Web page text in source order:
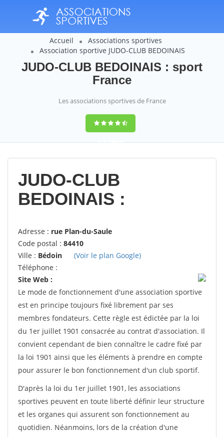
Accueil
Associations sportives
Association sportive JUDO-CLUB BEDOINAIS
JUDO-CLUB BEDOINAIS : sport
France
Les associations sportives de France
9,4(100%)
14358votes
JUDO-CLUB
BEDOINAIS :
Adresse : rue Plan-du-Saule
Code postal : 84410
Ville : Bédoin
(Voir le plan Google)
Téléphone :
Site Web :
Le mode de fonctionnement d'une association sportive
est en principe toujours fixé librement par ses
membres fondateurs. Cette règle est édictée par la loi
du 1er juillet 1901 consacrée au contrat d'association. Il
convient cependant de bien connaître le cadre fixé par
la loi 1901 ainsi que les éléments à prendre en compte
pour assurer le bon fonctionnement d'un club sportif.
D'après la loi du 1er juillet 1901, les associations
sportives peuvent en toute liberté définir leur structure
et les organes qui assurent son fonctionnement au
quotidien. Néanmoins, lors de la création d'une